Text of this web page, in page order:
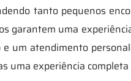
tanto pequenos
garantem uma
um atendimento
uma experiência